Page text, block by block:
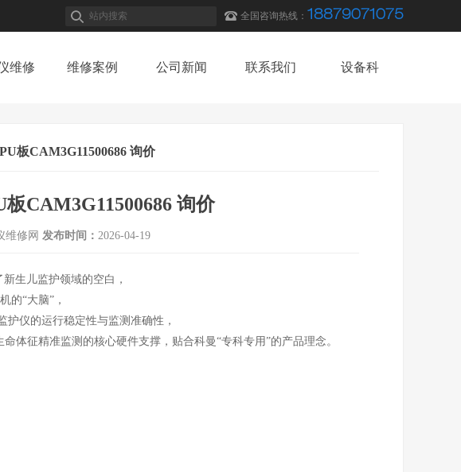
全国咨询热线： 18879071075
维修 维修案例 公司新闻 联系我们 设备科
板CAM3G11500686 询价
CAM3G11500686 询价
维修网 发布时间： 2026-04-19
生儿监护领域的空白，
的“大脑”，
仪的运行稳定性与监测准确性，
体征精准监测的核心硬件支撑，贴合科曼“专科专用”的产品理念。